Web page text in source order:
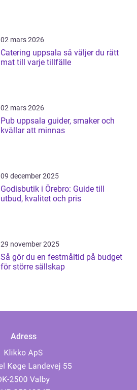
02 mars 2026
Catering uppsala så väljer du rätt
mat till varje tillfälle
02 mars 2026
Pub uppsala guider, smaker och
kvällar att minnas
09 december 2025
Godisbutik i Örebro: Guide till
utbud, kvalitet och pris
29 november 2025
Så gör du en festmåltid på budget
för större sällskap
Adress